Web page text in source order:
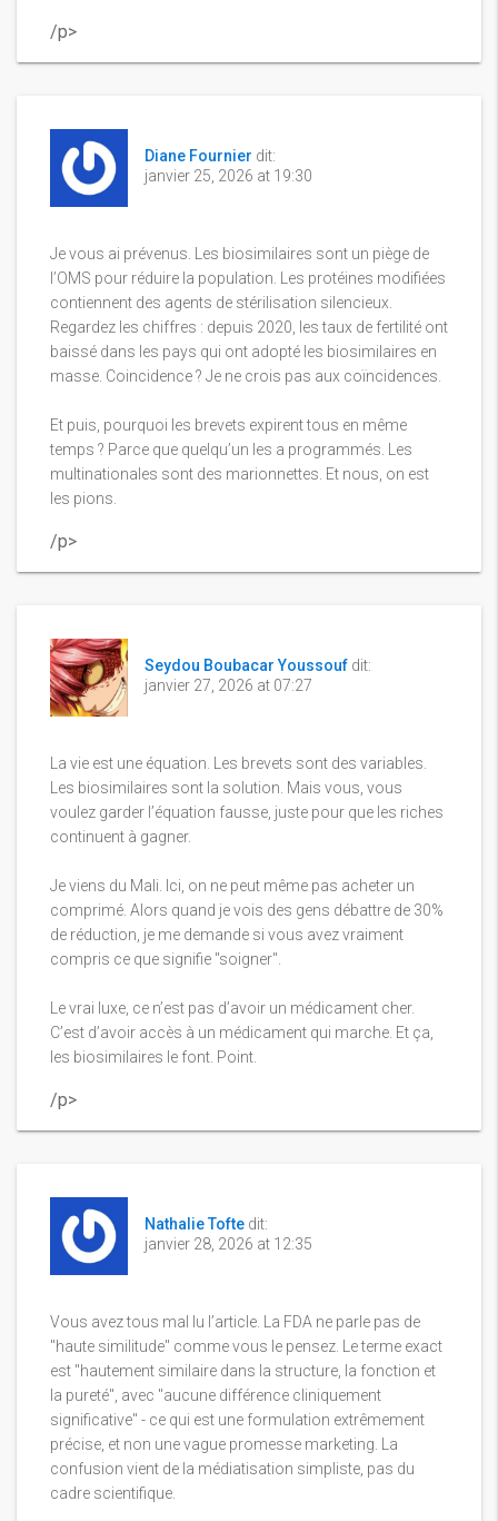
/p>
Diane Fournier dit:
janvier 25, 2026 at 19:30
Je vous ai prévenus. Les biosimilaires sont un piège de
l’OMS pour réduire la population. Les protéines modifiées
contiennent des agents de stérilisation silencieux.
Regardez les chiffres : depuis 2020, les taux de fertilité ont
baissé dans les pays qui ont adopté les biosimilaires en
masse. Coincidence ? Je ne crois pas aux coïncidences.
Et puis, pourquoi les brevets expirent tous en même
temps ? Parce que quelqu’un les a programmés. Les
multinationales sont des marionnettes. Et nous, on est
les pions.
/p>
Seydou Boubacar Youssouf dit:
janvier 27, 2026 at 07:27
La vie est une équation. Les brevets sont des variables.
Les biosimilaires sont la solution. Mais vous, vous
voulez garder l’équation fausse, juste pour que les riches
continuent à gagner.
Je viens du Mali. Ici, on ne peut même pas acheter un
comprimé. Alors quand je vois des gens débattre de 30%
de réduction, je me demande si vous avez vraiment
compris ce que signifie "soigner".
Le vrai luxe, ce n’est pas d’avoir un médicament cher.
C’est d’avoir accès à un médicament qui marche. Et ça,
les biosimilaires le font. Point.
/p>
Nathalie Tofte dit:
janvier 28, 2026 at 12:35
Vous avez tous mal lu l’article. La FDA ne parle pas de
"haute similitude" comme vous le pensez. Le terme exact
est "hautement similaire dans la structure, la fonction et
la pureté", avec "aucune différence cliniquement
significative" - ce qui est une formulation extrêmement
précise, et non une vague promesse marketing. La
confusion vient de la médiatisation simpliste, pas du
cadre scientifique.